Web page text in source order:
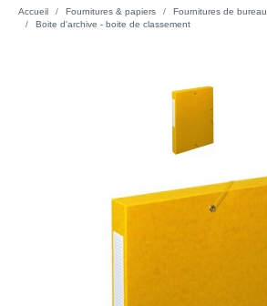
Accueil Fournitures & papiers Fournitures de bureau
Boite d'archive - boite de classement